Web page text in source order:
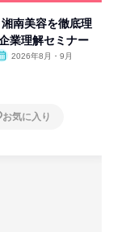
湘南美容を徹底理
業理解セミナー
2026年8月・9月
お気に入り